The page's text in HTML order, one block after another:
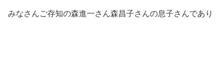
みなさんご存知の森進一さん森昌子さんの息子さんであり